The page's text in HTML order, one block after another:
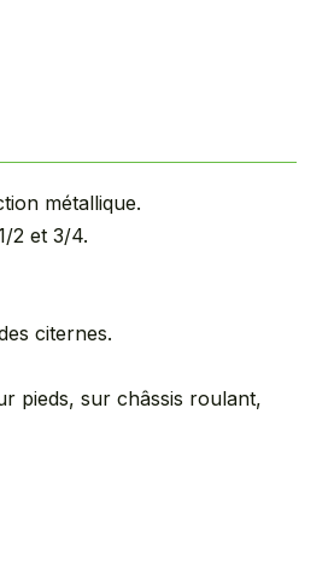
métallique.
2 et 3/4.
citernes.
pieds, sur châssis roulant,